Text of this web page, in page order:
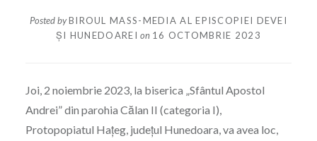
Posted byBIROUL MASS-MEDIA AL EPISCOPIEI DEVEI
ȘI HUNEDOAREI on 16 OCTOMBRIE 2023
Joi, 2 noiembrie 2023, la biserica „Sfântul Apostol
Andrei” din parohia Călan II (categoria I),
Protopopiatul Hațeg, județul Hunedoara, va avea loc,